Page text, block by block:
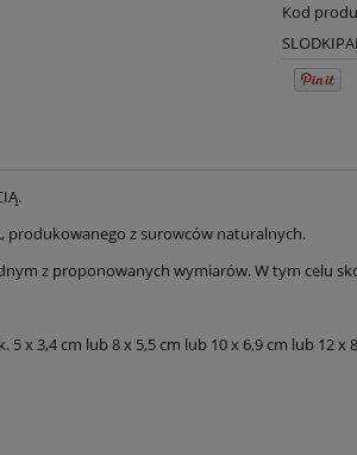
Kod
produkowanego z surowców naturalnych.
z proponowanych wymiarów. W tym celu
5 x 3,4 cm lub 8 x 5,5 cm lub 10 x 6,9 cm lub 12 x